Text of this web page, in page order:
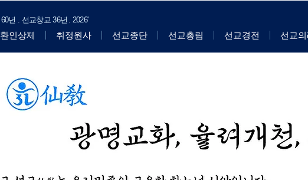
60년 . 선교창교 36년 . 2026'
환인상제 취정원사 선교종단 선교총림 선교경전 선교의